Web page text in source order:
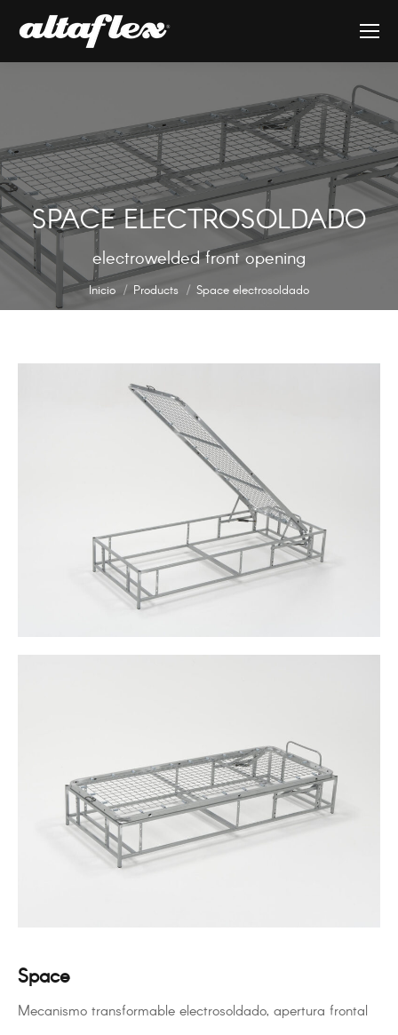
SPACE ELECTROSOLDADO
electrowelded front opening
Estás aquí:
Inicio Products Space electrosoldado
Space
Mecanismo transformable electrosoldado, apertura frontal